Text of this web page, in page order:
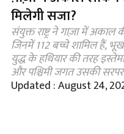
मिलेगी सजा?
संयुक्त राष्ट्र ने गाज़ा में
जिनमें 112 बच्चे शामिल हैं,
युद्ध के हथियार की तरह
और पश्चिमी जगत उसकी
Updated : August 24,